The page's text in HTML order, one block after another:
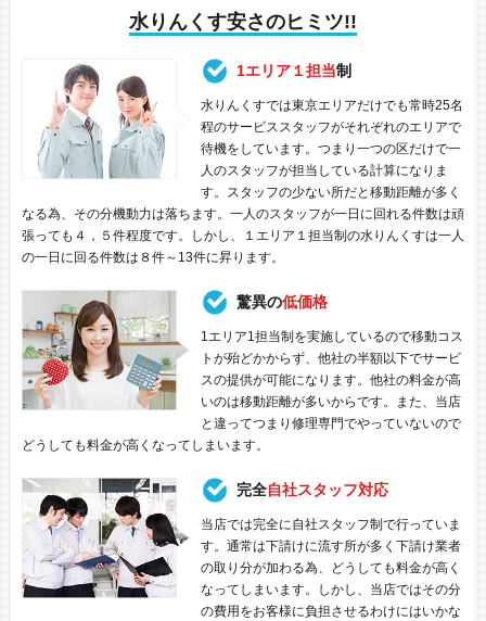
水りんくす安さのヒミツ!!
1エリア１担当制
水りんくすでは東京エリアだけでも常時25名
程のサービススタッフがそれぞれのエリアで
待機をしています。つまり一つの区だけで一
人のスタッフが担当している計算になりま
す。スタッフの少ない所だと移動距離が多く
なる為、その分機動力は落ちます。一人のスタッフが一日に回れる件数は頑
張っても４，５件程度です。しかし、１エリア１担当制の水りんくすは一人
の一日に回る件数は８件～13件に昇ります。
驚異の低価格
1エリア1担当制を実施しているので移動コス
トが殆どかからず、他社の半額以下でサービ
スの提供が可能になります。他社の料金が高
いのは移動距離が多いからです。また、当店
と違ってつまり修理専門でやっていないので
どうしても料金が高くなってしまいます。
完全自社スタッフ対応
当店では完全に自社スタッフ制で行っていま
す。通常は下請けに流す所が多く下請け業者
の取り分が加わる為、どうしても料金が高く
なってしまいます。しかし、当店ではその分
の費用をお客様に負担させるわけにはいかな